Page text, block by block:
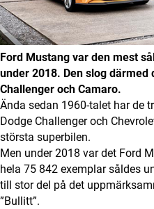
Ford Mustang var den mest
under 2018. Den slog
Challenger och Camaro.
Ända sedan 1960-talet har de
Dodge Challenger och
största superbilen.
Men under 2018 var det Ford
hela 75 842 exemplar såldes
till stor del på det
”Bullitt”.